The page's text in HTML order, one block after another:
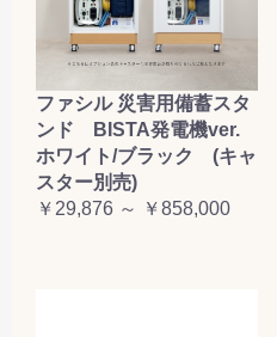
ファシル 災害用備蓄スタ
ンド BISTA発電機ver.
ホワイト/ブラック (キャ
スター別売)
￥29,876 ～ ￥858,000